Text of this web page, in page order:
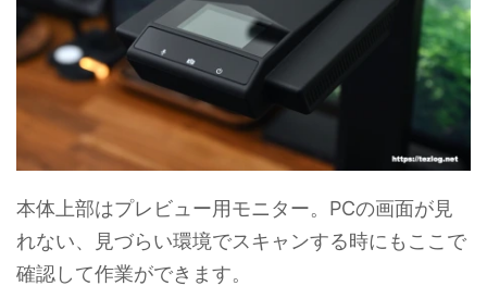
本体上部はプレビュー用モニター。PCの画面が見
れない、見づらい環境でスキャンする時にもここで
確認して作業ができます。